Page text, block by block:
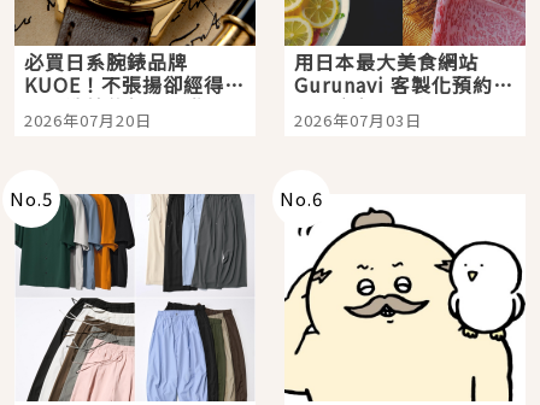
必買日系腕錶品牌
KUOE！不張揚卻經得起
時間洗鍊的經典之作五
選
2026年07月20日
用日本最大美食網站
Gurunavi 客製化預約九
大都市餐廳，打造專屬
美食體驗！
2026年07月03日
No.5 No.6